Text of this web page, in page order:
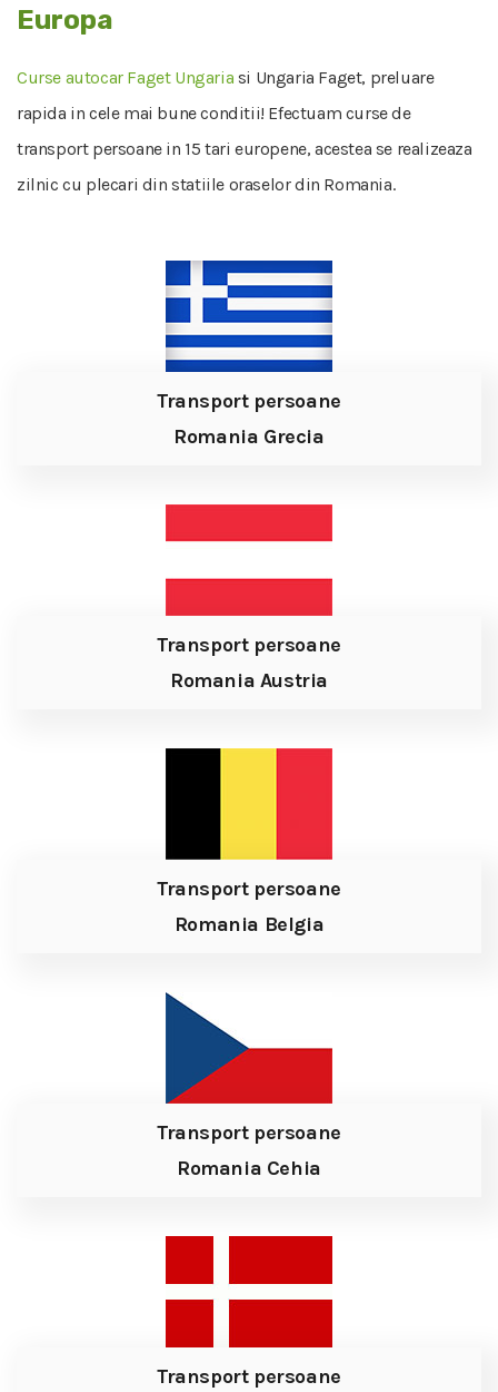
Europa
Curse autocar Faget Ungaria si Ungaria Faget, preluare
rapida in cele mai bune conditii! Efectuam curse de
transport persoane in 15 tari europene, acestea se realizeaza
zilnic cu plecari din statiile oraselor din Romania.
Transport persoane
Romania Grecia
Transport persoane
Romania Austria
Transport persoane
Romania Belgia
Transport persoane
Romania Cehia
Transport persoane